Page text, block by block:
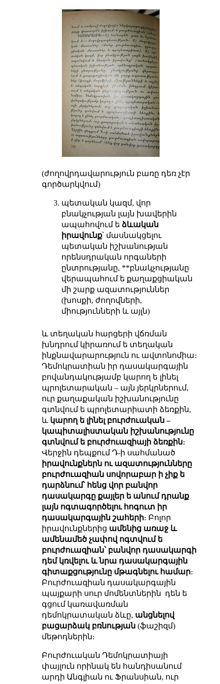
(ժողովրդավարություն բառը դեռ չէր
գործարկվում)
պետական կազմ, վոր
բնակչության լայն խավերին
ապահովում ե ձևական
իրավունք՝ մասնակցելու
պետական իշխանության
որենսդրական որգաների
ընտրությանը, **բնակչությանը
վերապահում ե քաղաքցիական
մի շարք ազատություններ
(խոսքի, ժողովների,
միությունների և այլն)
և տեղական հարցերի վճռման
խնդրում կիրառում ե տեղական
ինքնավարարություն ու ավտոնոմիա։
Դեմոկրատիան իր դասակարգային
բովանդակությամբ կարող ե լինել
պրոլետարական – այն յերկրներում,
ուր քաղաքական իշխանությունը
գտնվում ե պրոլետարիատի ձեռքին,
և կարող ե լինել բուրժուական –
կապիտալիստական իշխանությունը
գտնվում ե բուրժուազիայի ձեռքին։
Վերջին դեպքում Դ-ի սահմանած
իրավունքներն ու ազատությունները
բուրժուազիան սովորաբար ի չիք ե
դարձնում՝ հենց վոր բանվոր
դասակարգը քայլեր ե անում դրանք
լայն ոգտագործելու հոգուտ իր
դասակարգային շահերի։ Բոլոր
իրավունքներից ամենից առաջ և
ամենամեծ չափով ոգտվում ե
բուրժուազիան՝ բանվոր դասակարգի
դեմ կռվելու և նրա դասակարգային
գիտաքցությունը մթագնելուհամար։
Բուրժուազիան դասակարգային
պայքարի սուր մոմենտներին դեն ե
գցում կառավառման
դեմոկրատական ձևը, անցնելով
բացարձակ բռնության(ֆաշիզմ)
մեթոդներին։
Բուրժուական Դեմոկրատիայի
փայլուն որինակ են հանդիսանում
արդի Անգլիան ու Ֆրանսիան, ուր